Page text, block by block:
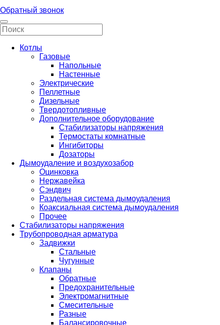
Обратный звонок
Котлы
Газовые
Напольные
Настенные
Электрические
Пеллетные
Дизельные
Твердотопливные
Дополнительное оборудование
Стабилизаторы напряжения
Термостаты комнатные
Ингибиторы
Дозаторы
Дымоудаление и воздухозабор
Оцинковка
Нержавейка
Сэндвич
Раздельная система дымоудаления
Коаксиальная система дымоудаления
Прочее
Стабилизаторы напряжения
Трубопроводная арматура
Задвижки
Стальные
Чугунные
Клапаны
Обратные
Предохранительные
Электромагнитные
Смесительные
Разные
Балансировочные